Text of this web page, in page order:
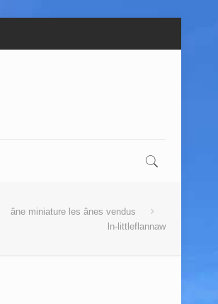
âne miniature les ânes vendus
ln-littleflannaw